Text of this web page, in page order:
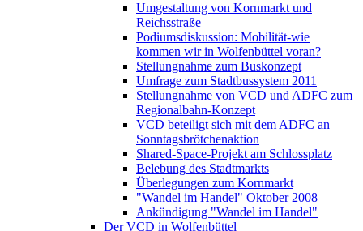
Umgestaltung von Kornmarkt und
Reichsstraße
Podiumsdiskussion: Mobilität-wie
kommen wir in Wolfenbüttel voran?
Stellungnahme zum Buskonzept
Umfrage zum Stadtbussystem 2011
Stellungnahme von VCD und ADFC zum
Regionalbahn-Konzept
VCD beteiligt sich mit dem ADFC an
Sonntagsbrötchenaktion
Shared-Space-Projekt am Schlossplatz
Belebung des Stadtmarkts
Überlegungen zum Kornmarkt
"Wandel im Handel" Oktober 2008
Ankündigung "Wandel im Handel"
Der VCD in Wolfenbüttel